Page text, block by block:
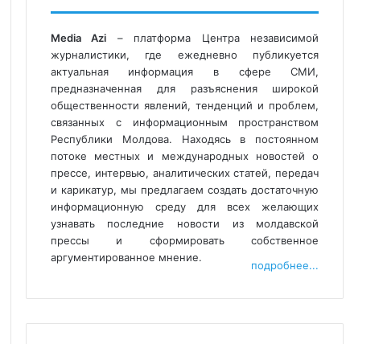
Media Azi – платформа Центра независимой
журналистики, где ежедневно публикуется
актуальная информация в сфере СМИ,
предназначенная для разъяснения широкой
общественности явлений, тенденций и проблем,
связанных с информационным пространством
Республики Молдова. Находясь в постоянном
потоке местных и международных новостей о
прессе, интервью, аналитических статей, передач
и карикатур, мы предлагаем создать достаточную
информационную среду для всех желающих
узнавать последние новости из молдавской
прессы и сформировать собственное
аргументированное мнение.
подробнее...